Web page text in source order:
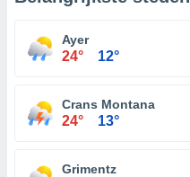
Ayer
24° 12°
Crans Montana
24° 13°
Grimentz